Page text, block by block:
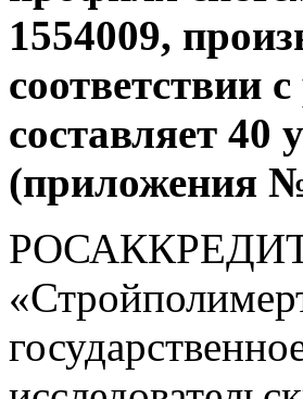
1554009,
соответствии
составляет 40
(приложения